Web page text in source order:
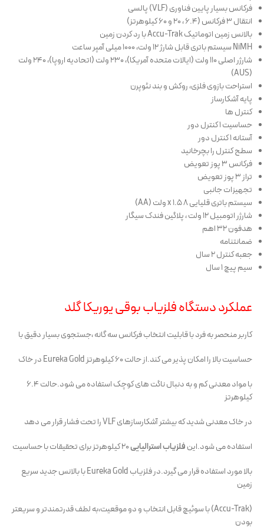
فرکانس بسیار پایین فناوری (VLF) پالسی
انتقال ۳ فرکانس (۶.۴ ، ۲۰ و ۶۰ کیلوهرتز)
بالانس زمین اتوماتیک Accu-Trak با رد کردن زمین
NiMH سیستم باتری قابل شارژ ۱۲ ولت، ۱۰۰۰ میلی آمپر ساعت
شارژر اصلی ۱۱۰ ولت (ایالات متحده آمریکا)، ۲۳۰ ولت (اتحادیه اروپا)، ۲۴۰ ولت
(AUS)
استراحت بازوی فلزی، روکش و بند نئوپرن
پایه آشکارساز
کنترل ها
حساسیت ۱ کنترل دور
آستانه ۱ کنترل دور
سطح کنترل را بچرخانید
فرکانس ۳ پوز تعویض
تراز ۳ پوز تعویض
تجهیزات جانبی
سیستم باتری قلیایی ۸ x 1.5 ولت (AA)
شارژر اتومبیل ۱۲ ولت ، پلاگین فندک سیگار
هدفون ۳۲ اهم
ضمانتنامه
جعبه کنترل ۲ سال
سیم پیچ ۱ سال
عملکرد دستگاه فلزیاب بوقی یوریکا گلد
کاربر منحصر به فرد با قابلیت انتخاب فرکانس سه گانه ،جستجوی بسیار دقیق با
حساسیت بالا را امکان پذیر می کند.از حالت 60 کیلوهرتز Eureka Gold در خاک
با مواد معدنی کم و به دنبال ناگت های کوچک استفاده می شود.حالت 6.4
کیلوهرتز
در خاک معدنی شدید که بیشتر آشکارسازهای VLF را تحت فشار قرار می دهد
استفاده می شود.اینفلزیاب استرالیایی
بالا مورد استفاده قرار می گیرد.در فلزیاب Eureka Gold با بالانس جدید سریع
زمین
(Accu-Trak) با سوئیچ قابل انتخاب و دو موقعیت،به لطف قدرتمندتر و سریعتر
بودن